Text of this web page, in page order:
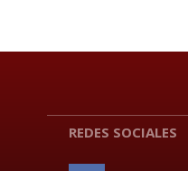
REDES SOCIALES